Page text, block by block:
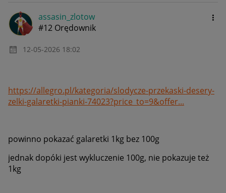
assasin_zlotow
#12 Orędownik
‎12-05-2026 18:02
https://allegro.pl/kategoria/slodycze-przekaski-desery-
zelki-galaretki-pianki-74023?price_to=9&offer...
powinno pokazać galaretki 1kg bez 100g
jednak dopóki jest wykluczenie 100g, nie pokazuje też
1kg